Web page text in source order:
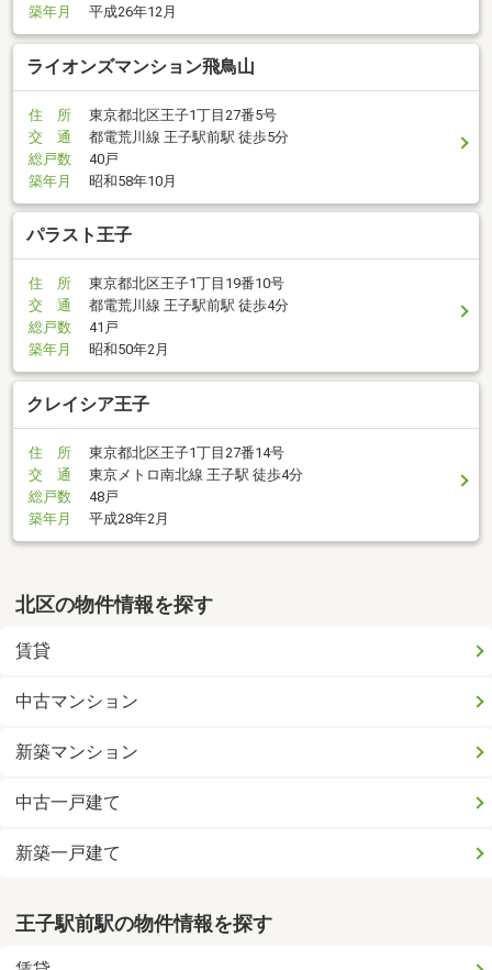
築年月
平成26年12月
ライオンズマンション飛鳥山
住 所
東京都北区王子1丁目27番5号
交 通
都電荒川線 王子駅前駅 徒歩5分
総戸数
40戸
築年月
昭和58年10月
パラスト王子
住 所
東京都北区王子1丁目19番10号
交 通
都電荒川線 王子駅前駅 徒歩4分
総戸数
41戸
築年月
昭和50年2月
クレイシア王子
住 所
東京都北区王子1丁目27番14号
交 通
東京メトロ南北線 王子駅 徒歩4分
総戸数
48戸
築年月
平成28年2月
北区の物件情報を探す
賃貸
中古マンション
新築マンション
中古一戸建て
新築一戸建て
王子駅前駅の物件情報を探す